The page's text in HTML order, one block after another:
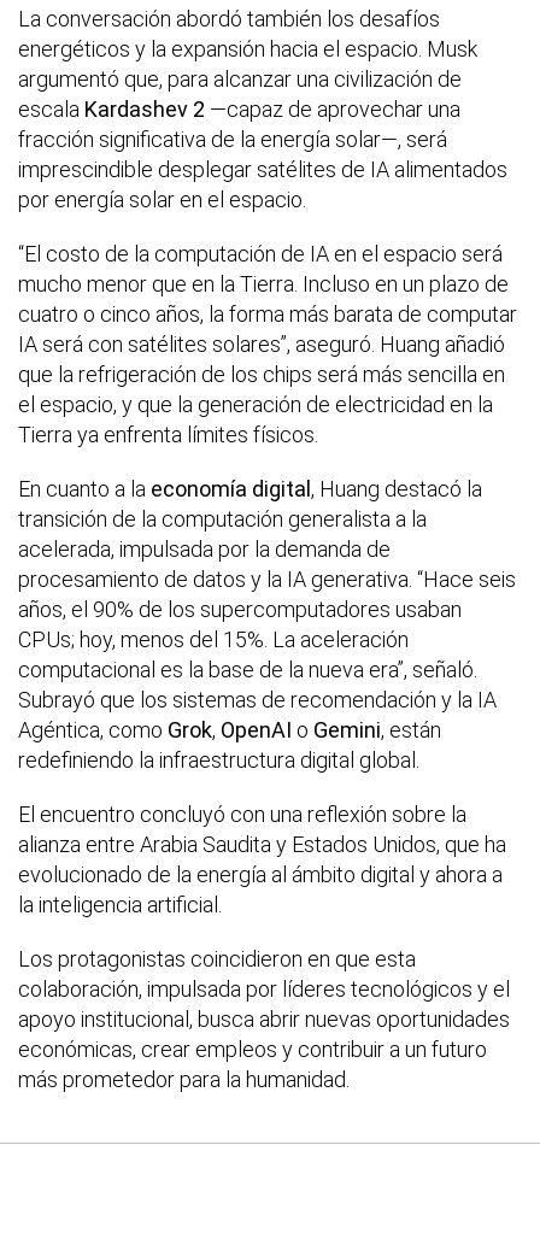
La conversación abordó también los desafíos
energéticos y la expansión hacia el espacio. Musk
argumentó que, para alcanzar una civilización de
escala Kardashev 2 —capaz de aprovechar una
fracción significativa de la energía solar—, será
imprescindible desplegar satélites de IA alimentados
por energía solar en el espacio.
“El costo de la computación de IA en el espacio será
mucho menor que en la Tierra. Incluso en un plazo de
cuatro o cinco años, la forma más barata de computar
IA será con satélites solares”, aseguró. Huang añadió
que la refrigeración de los chips será más sencilla en
el espacio, y que la generación de electricidad en la
Tierra ya enfrenta límites físicos.
En cuanto a la economía digital, Huang destacó la
transición de la computación generalista a la
acelerada, impulsada por la demanda de
procesamiento de datos y la IA generativa. “Hace seis
años, el 90% de los supercomputadores usaban
CPUs; hoy, menos del 15%. La aceleración
computacional es la base de la nueva era”, señaló.
Subrayó que los sistemas de recomendación y la IA
Agéntica, como Grok, OpenAI o Gemini, están
redefiniendo la infraestructura digital global.
El encuentro concluyó con una reflexión sobre la
alianza entre Arabia Saudita y Estados Unidos, que ha
evolucionado de la energía al ámbito digital y ahora a
la inteligencia artificial.
Los protagonistas coincidieron en que esta
colaboración, impulsada por líderes tecnológicos y el
apoyo institucional, busca abrir nuevas oportunidades
económicas, crear empleos y contribuir a un futuro
más prometedor para la humanidad.